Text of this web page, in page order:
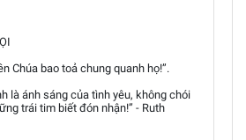
Chúa bao toả chung quanh họ!”.
là ánh sáng của tình yêu, không chói
trái tim biết đón nhận!” - Ruth